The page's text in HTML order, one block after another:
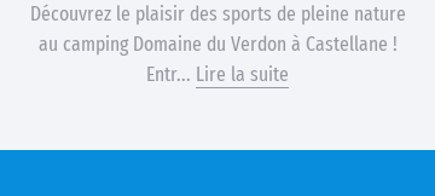
Découvrez le plaisir des sports de pleine nature
au camping Domaine du Verdon à Castellane !
Entr... Lire la suite